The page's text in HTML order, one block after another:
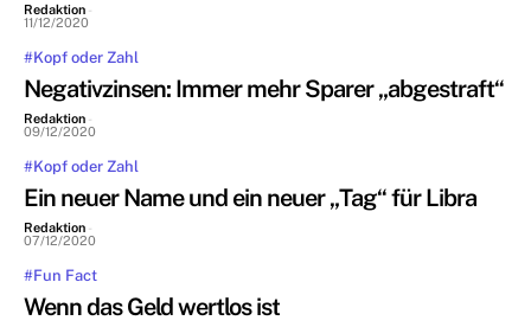
Redaktion -
11/12/2020
#Kopf oder Zahl
Negativzinsen: Immer mehr Sparer „abgestraft“
Redaktion -
09/12/2020
#Kopf oder Zahl
Ein neuer Name und ein neuer „Tag“ für Libra
Redaktion -
07/12/2020
#Fun Fact
Wenn das Geld wertlos ist